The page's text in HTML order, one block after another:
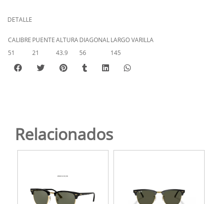
DETALLE
CALIBRE PUENTEALTURADIAGONALLARGO VARILLA
51
21 43.9 56 145
Relacionados